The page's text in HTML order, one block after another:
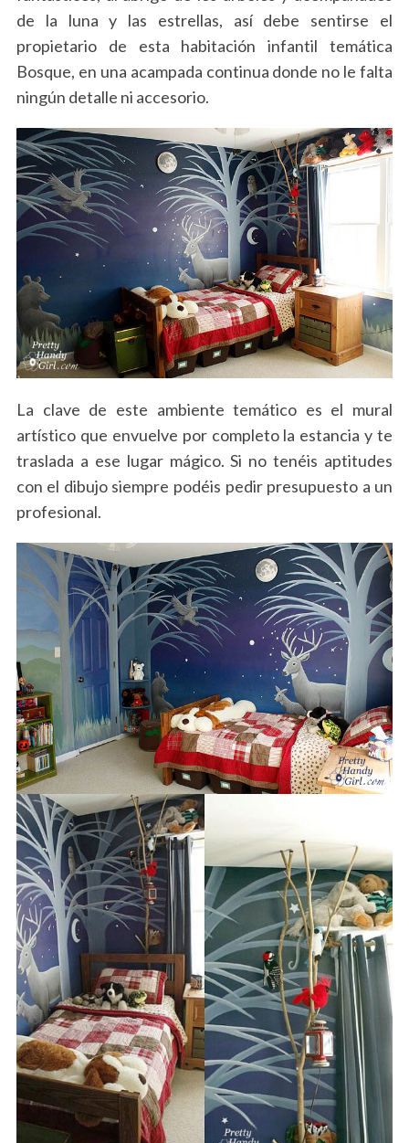
de la luna y las estrellas, así debe sentirse el
propietario de esta habitación infantil temática
Bosque, en una acampada continua donde no le falta
ningún detalle ni accesorio.
La clave de este ambiente temático es el mural
artístico que envuelve por completo la estancia y te
traslada a ese lugar mágico. Si no tenéis aptitudes
con el dibujo siempre podéis pedir presupuesto a un
profesional.